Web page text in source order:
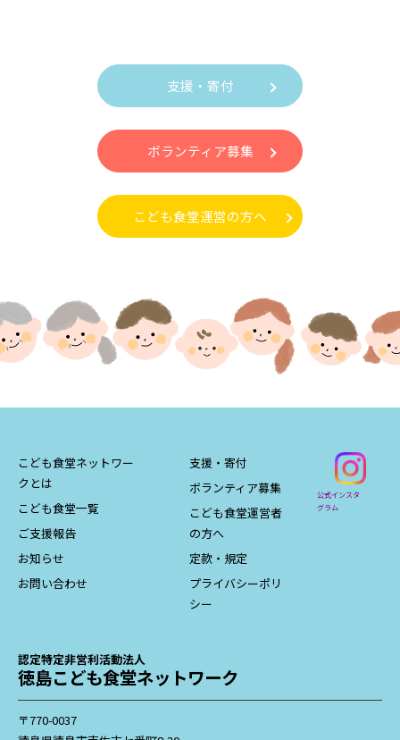
支援・寄付
ボランティア募集
こども食堂運営の方へ
こども食堂ネットワー
クとは
こども食堂一覧
ご支援報告
お知らせ
お問い合わせ
支援・寄付
ボランティア募集
こども食堂運営者
の方へ
定款・規定
プライバシーポリ
シー
公式インスタ
グラム
認定特定非営利活動法人
徳島こども食堂ネットワーク
〒770-0037